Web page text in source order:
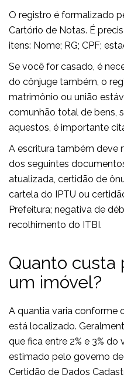
O registro é formalizado
Cartório de Notas. É
itens: Nome; RG; CPF;
Se você for casado, é
do cônjuge também, o
matrimônio ou união
comunhão total de bens,
aquestos, é importante
A escritura também deve
dos seguintes
atualizada, certidão de
cartela do IPTU ou
Prefeitura; negativa de
recolhimento do ITBI.
Quanto custa
um imóvel?
A quantia varia conforme
está localizado.
que fica entre 2% e 3% do
estimado pelo governo
Certidão de Dados